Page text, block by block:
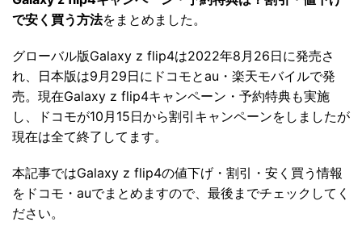
で安く買う方法をまとめました。
グローバル版Galaxy z flip4は2022年8月26日に発売さ
れ、日本版は9月29日にドコモとau・楽天モバイルで発
売。現在Galaxy z flip4キャンペーン・予約特典も実施
し、ドコモが10月15日から割引キャンペーンをしましたが
現在は全て終了してます。
本記事ではGalaxy z flip4の値下げ・割引・安く買う情報
をドコモ・auでまとめますので、最後までチェックしてく
ださい。